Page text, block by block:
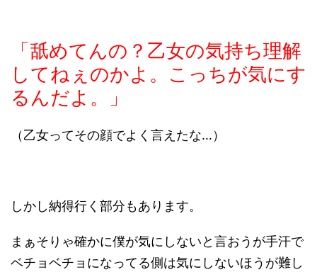
「舐めてんの？乙女の気持ち理解
してねぇのかよ。こっちが気にす
るんだよ。」
（乙女ってその顔でよく言えたな…）
しかし納得行く部分もあります。
まぁそりゃ確かに僕が気にしないと言おうが手汗で
ベチョベチョになってる側は気にしないほうが難し